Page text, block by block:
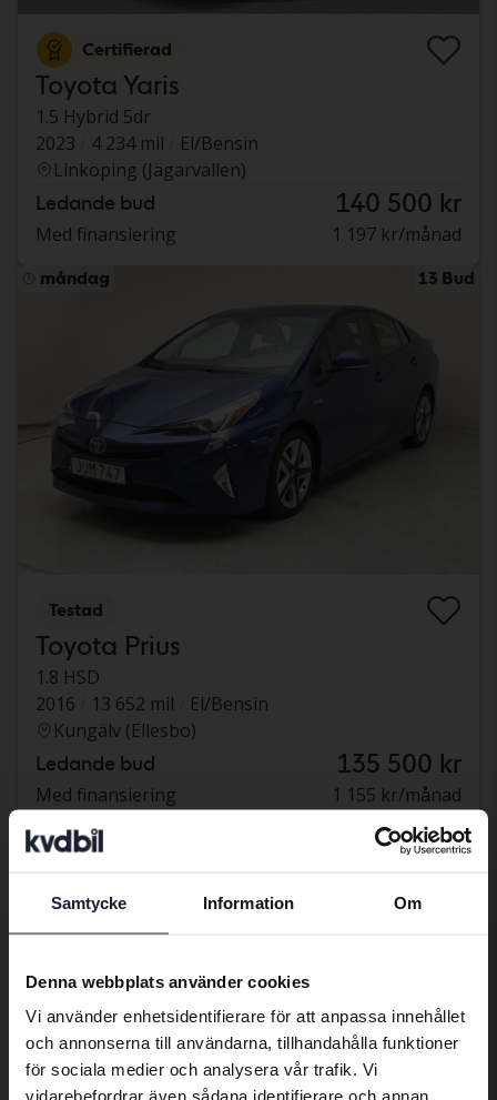
Samtycke Information Om
Denna webbplats använder cookies
Vi använder enhetsidentifierare för att anpassa innehållet
och annonserna till användarna, tillhandahålla funktioner
för sociala medier och analysera vår trafik. Vi
vidarebefordrar även sådana identifierare och annan
Certifierad
Toyota Yaris
1.5 Hybrid 5dr
2023
4 234 mil
El/Bensin
Linköping (Jägarvallen)
Ledande bud 140 500 kr
Med finansiering 1 197 kr/månad
måndag 13 Bud
Testad
Toyota Prius
1.8 HSD
2016
13 652 mil
El/Bensin
Kungälv (Ellesbo)
Ledande bud 135 500 kr
Med finansiering 1 155 kr/månad
Sänkt pris
Preferred language
We have detected that your browser
Swedish. To better service our friends
abroad we have an English language
site (kvdcars.com) that contains all the